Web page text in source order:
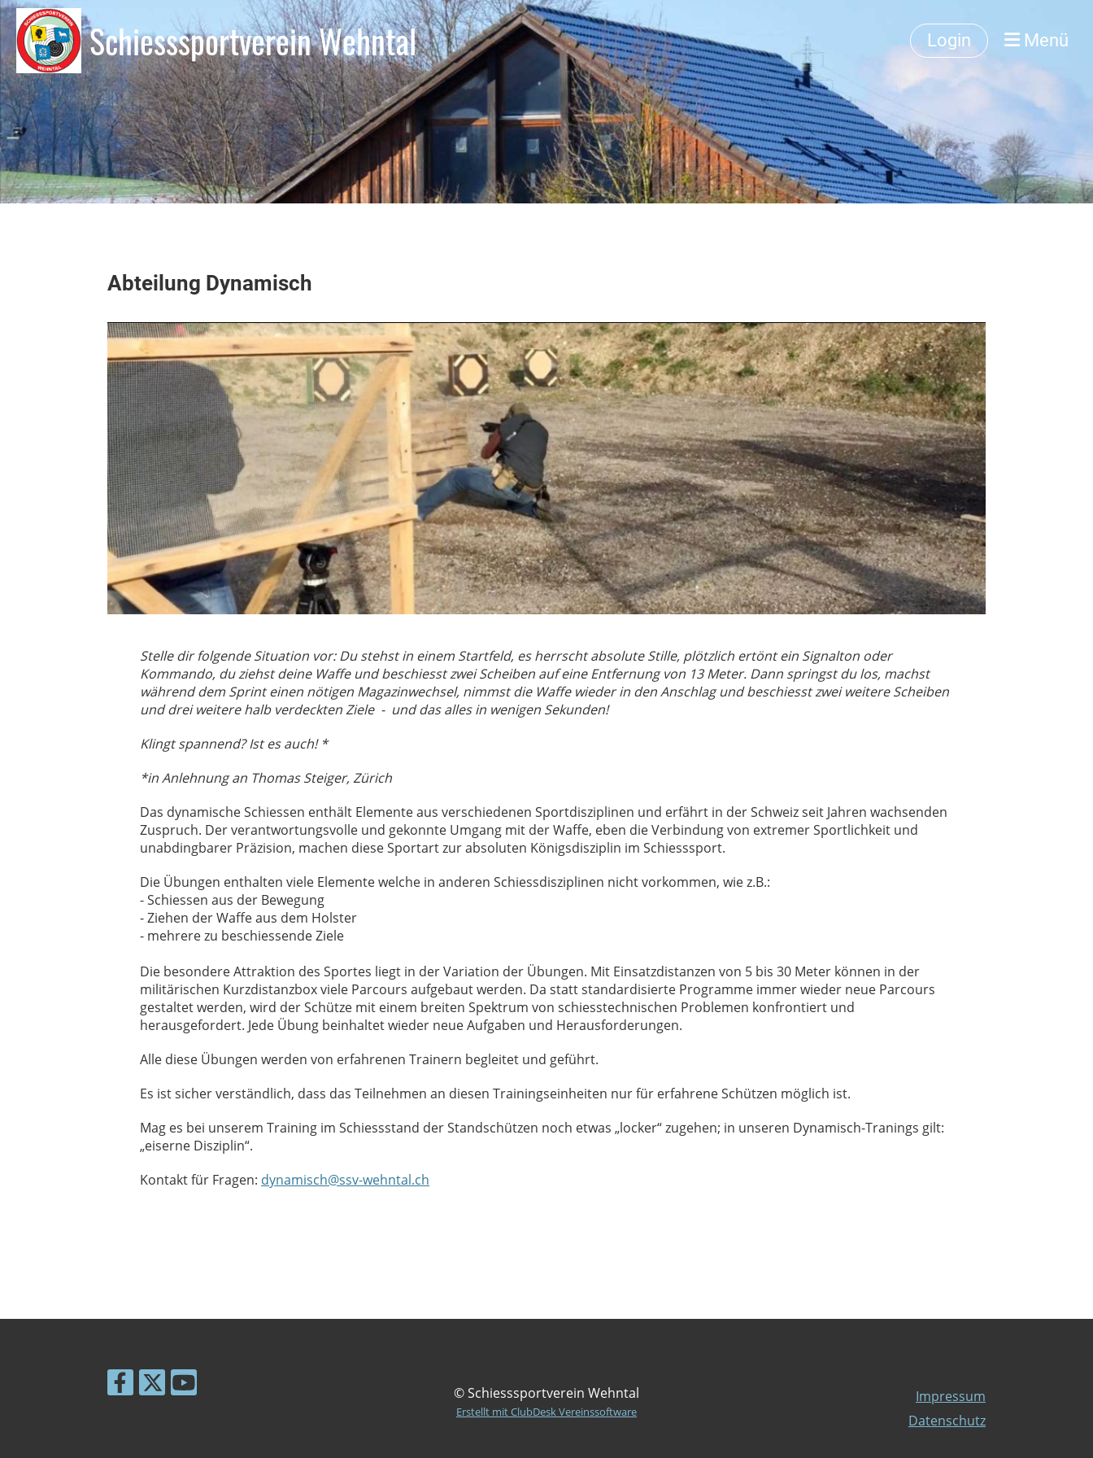
Schiesssportverein Wehntal Login Menü
Abteilung Dynamisch
Stelle dir folgende Situation vor: Du stehst in einem Startfeld, es herrscht absolute Stille, plötzlich ertönt ein Signalton oder
Kommando, du ziehst deine Waffe und beschiesst zwei Scheiben auf eine Entfernung von 13 Meter. Dann springst du los, machst
während dem Sprint einen nötigen Magazinwechsel, nimmst die Waffe wieder in den Anschlag und beschiesst zwei weitere Scheiben
und drei weitere halb verdeckten Ziele - und das alles in wenigen Sekunden!
Klingt spannend? Ist es auch! *
*in Anlehnung an Thomas Steiger, Zürich
Das dynamische Schiessen enthält Elemente aus verschiedenen Sportdisziplinen und erfährt in der Schweiz seit Jahren wachsenden
Zuspruch. Der verantwortungsvolle und gekonnte Umgang mit der Waffe, eben die Verbindung von extremer Sportlichkeit und
unabdingbarer Präzision, machen diese Sportart zur absoluten Königsdisziplin im Schiesssport.
Die Übungen enthalten viele Elemente welche in anderen Schiessdisziplinen nicht vorkommen, wie z.B.:
- Schiessen aus der Bewegung
- Ziehen der Waffe aus dem Holster
- mehrere zu beschiessende Ziele
Die besondere Attraktion des Sportes liegt in der Variation der Übungen. Mit Einsatzdistanzen von 5 bis 30 Meter können in der
militärischen Kurzdistanzbox viele Parcours aufgebaut werden. Da statt standardisierte Programme immer wieder neue Parcours
gestaltet werden, wird der Schütze mit einem breiten Spektrum von schiesstechnischen Problemen konfrontiert und
herausgefordert. Jede Übung beinhaltet wieder neue Aufgaben und Herausforderungen.
Alle diese Übungen werden von erfahrenen Trainern begleitet und geführt.
Es ist sicher verständlich, dass das Teilnehmen an diesen Trainingseinheiten nur für erfahrene Schützen möglich ist.
Mag es bei unserem Training im Schiessstand der Standschützen noch etwas „locker“ zugehen; in unseren Dynamisch-Tranings gilt:
„eiserne Disziplin“.
Kontakt für Fragen: dynamisch@ssv-wehntal.ch
© Schiesssportverein Wehntal
Erstellt mit ClubDesk Vereinssoftware
Impressum
Datenschutz